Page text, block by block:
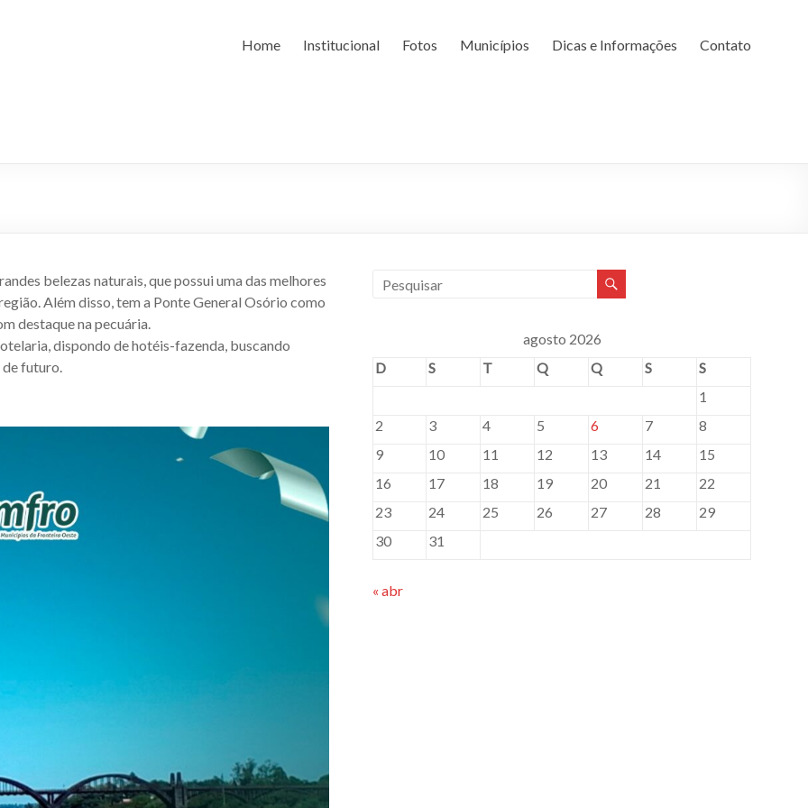
Home Institucional Fotos Municípios Dicas e Informações Contato
belezas naturais, que possui uma das melhores
Além disso, tem a Ponte General Osório como
destaque na pecuária.
dispondo de hotéis-fazenda, buscando
de futuro.
agosto 2026
D
S T Q Q S
S
1
2
3 4 5 6 7
8
9
10 11 12 13 14
15
16
17 18 19 20 21
22
23
24 25 26 27 28
29
30
31
« abr